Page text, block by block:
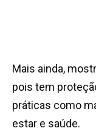
Mais ainda,
pois tem
práticas como
estar e saúde.